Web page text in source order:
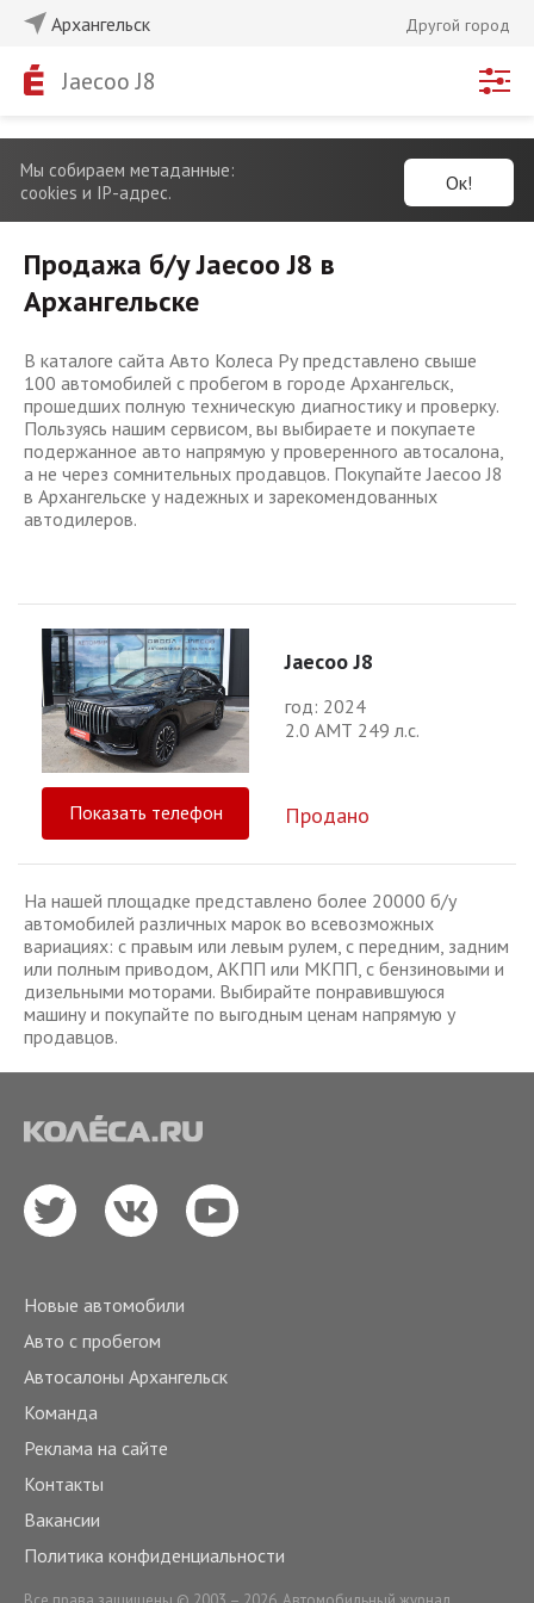
Архангельск Другой город
Jaecoo J8
Мы собираем метаданные:
cookies и IP-адрес.
Ок!
Продажа б/у Jaecoo J8 в
Архангельске
В каталоге сайта Авто Колеса Ру представлено свыше
100 автомобилей с пробегом в городе Архангельск,
прошедших полную техническую диагностику и проверку.
Пользуясь нашим сервисом, вы выбираете и покупаете
подержанное авто напрямую у проверенного автосалона,
а не через сомнительных продавцов. Покупайте Jaecoo J8
в Архангельске у надежных и зарекомендованных
автодилеров.
Jaecoo J8
год: 2024
2.0 АМТ 249 л.с.
Показать телефон Продано
На нашей площадке представлено более 20000 б/у
автомобилей различных марок во всевозможных
вариациях: с правым или левым рулем, с передним, задним
или полным приводом, АКПП или МКПП, с бензиновыми и
дизельными моторами. Выбирайте понравившуюся
машину и покупайте по выгодным ценам напрямую у
продавцов.
Новые автомобили
Авто с пробегом
Автосалоны Архангельск
Команда
Реклама на сайте
Контакты
Вакансии
Политика конфиденциальности